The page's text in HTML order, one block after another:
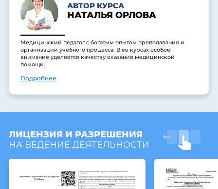
АВТОР КУРСА
НАТАЛЬЯ ОРЛОВА
Медицинский педагог с богатым опытом преподавания и
организации учебного процесса. В её курсах особое
внимание уделяется качеству оказания медицинской
помощи.
Подробнее
ЛИЦЕНЗИЯ И РАЗРЕШЕНИЯ
НА ВЕДЕНИЕ ДЕЯТЕЛЬНОСТИ